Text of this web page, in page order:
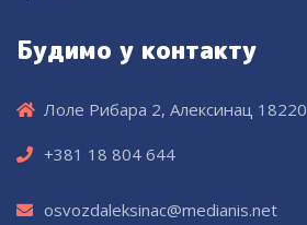
Будимо у контакту
Лоле Рибара 2, Алексинац 18220
+381 18 804 644
osvozdaleksinac@medianis.net